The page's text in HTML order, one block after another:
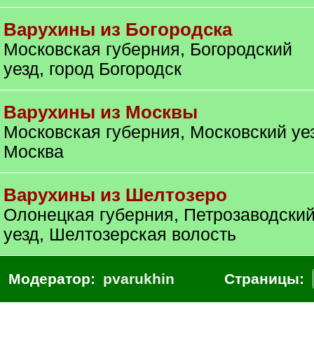
Варухины из Богородска
Московская губерния, Богородский
уезд, город Богородск
Варухины из Москвы
Московская губерния, Московский
Москва
Варухины из Шелтозеро
Олонецкая губерния,
уезд, Шелтозерская волость
Модератор: pvarukhin Страницы: